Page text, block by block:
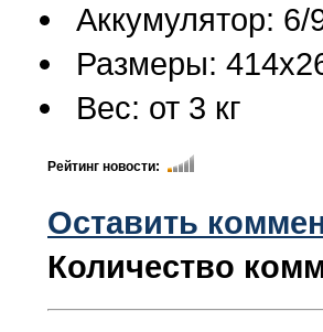
Аккумулятор:
Размеры:
Вес: от 3 кг
Рейтинг новости:
Оставить
Количество